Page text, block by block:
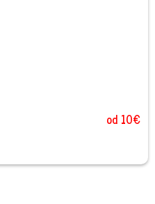
od 10€